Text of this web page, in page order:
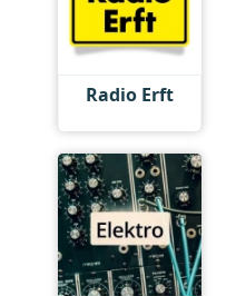
Radio Erft